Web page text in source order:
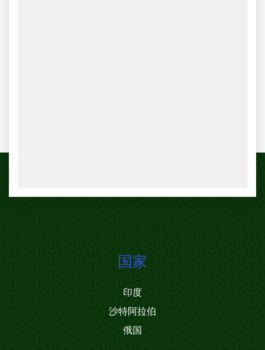
国家
印度
沙特阿拉伯
俄国